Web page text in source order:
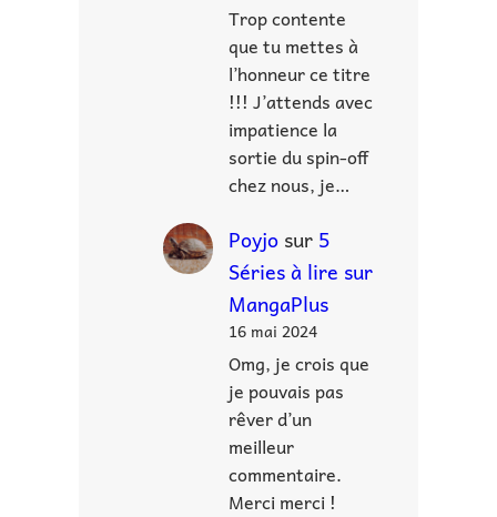
Trop contente
que tu mettes à
l’honneur ce titre
!!! J’attends avec
impatience la
sortie du spin-off
chez nous, je…
Poyjosur 5
Séries à lire sur
MangaPlus
16 mai 2024
Omg, je crois que
je pouvais pas
rêver d’un
meilleur
commentaire.
Merci merci !